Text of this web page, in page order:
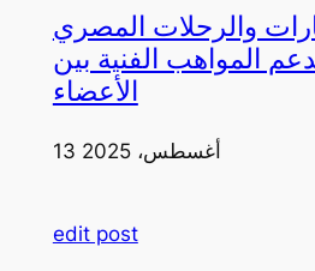
والرحلات المصري
المواهب الفنية بين
الأعضاء
13 أغسطس، 2025
edit post